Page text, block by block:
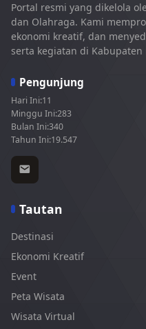
Portal resmi yang dikelola
dan Olahraga. Kami
ekonomi kreatif, dan
serta kegiatan di Kabupaten
Pengunjung
Hari Ini:11
Minggu Ini:283
Bulan Ini:340
Tahun Ini:19.547
Tautan
Destinasi
Ekonomi Kreatif
Event
Peta Wisata
Wisata Virtual